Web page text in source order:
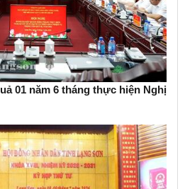
01 năm 6 tháng thực hiện Nghị